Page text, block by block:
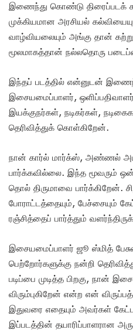
இணைந்து கொண்டு திரைப்படக்
முக்கியமான அரசியல்
வாழ்வியலையும் அங்கு தான்
மூலமாகத்தான் நல்லதொரு
இந்தப் படத்தில் என்னுடன்
இசையமைப்பாளர்,
இயக்குநர்கள், நடிகர்கள்,
தெரிவித்துக் கொள்கிறேன்.
நான் கார்ல் மார்க்ஸ், அண்ணல்
பார்க்கவில்லை. இந்த மூவரும்
தொல் திருமாவை பார்க்கிறேன்.
போராட்டத்தையும், பேச்சையும்
ரஞ்சித்தைப் பார்த்தும்
இசையமைப்பாளர் ஜூ ஸ்மித்
பெற்றோர்களுக்கு நன்றி
படிப்பை முடித்த பிறகு, நான்
விரும்புகிறேன் என்ற என்
இதுவரை எதையும் அவர்கள்
இப்படத்தின் தயாரிப்பாளரான